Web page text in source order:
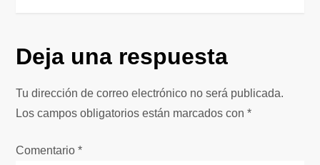
g
a
c
i
Deja una respuesta
Tu dirección de correo electrónico no será publicada.
Los campos obligatorios están marcados con*
Comentario*